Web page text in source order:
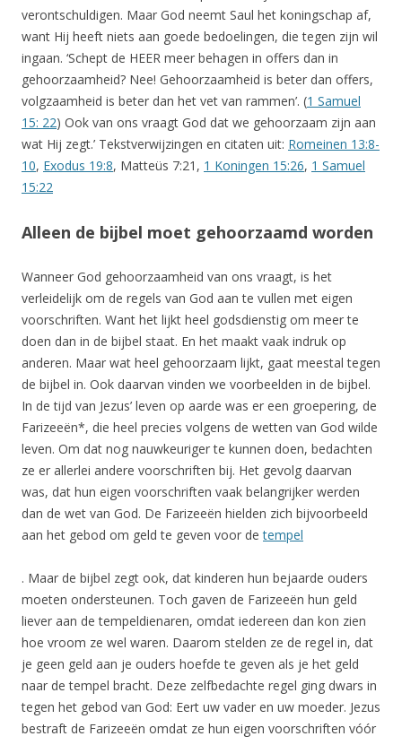
verontschuldigen. Maar God neemt Saul het koningschap af,
want Hij heeft niets aan goede bedoelingen, die tegen zijn wil
ingaan. ‘Schept de HEER meer behagen in offers dan in
gehoorzaamheid? Nee! Gehoorzaamheid is beter dan offers,
volgzaamheid is beter dan het vet van rammen’. (1 Samuel
15: 22) Ook van ons vraagt God dat we gehoorzaam zijn aan
wat Hij zegt.’ Tekstverwijzingen en citaten uit: Romeinen 13:8-
10, Exodus 19:8, Matteüs 7:21, 1 Koningen 15:26, 1 Samuel
15:22
Alleen de bijbel moet gehoorzaamd worden
Wanneer God gehoorzaamheid van ons vraagt, is het
verleidelijk om de regels van God aan te vullen met eigen
voorschriften. Want het lijkt heel godsdienstig om meer te
doen dan in de bijbel staat. En het maakt vaak indruk op
anderen. Maar wat heel gehoorzaam lijkt, gaat meestal tegen
de bijbel in. Ook daarvan vinden we voorbeelden in de bijbel.
In de tijd van Jezus’ leven op aarde was er een groepering, de
Farizeeën*, die heel precies volgens de wetten van God wilde
leven. Om dat nog nauwkeuriger te kunnen doen, bedachten
ze er allerlei andere voorschriften bij. Het gevolg daarvan
was, dat hun eigen voorschriften vaak belangrijker werden
dan de wet van God. De Farizeeën hielden zich bijvoorbeeld
aan het gebod om geld te geven voor detempel
. Maar de bijbel zegt ook, dat kinderen hun bejaarde ouders
moeten ondersteunen. Toch gaven de Farizeeën hun geld
liever aan de tempeldienaren, omdat iedereen dan kon zien
hoe vroom ze wel waren. Daarom stelden ze de regel in, dat
je geen geld aan je ouders hoefde te geven als je het geld
naar de tempel bracht. Deze zelfbedachte regel ging dwars in
tegen het gebod van God: Eert uw vader en uw moeder. Jezus
bestraft de Farizeeën omdat ze hun eigen voorschriften vóór